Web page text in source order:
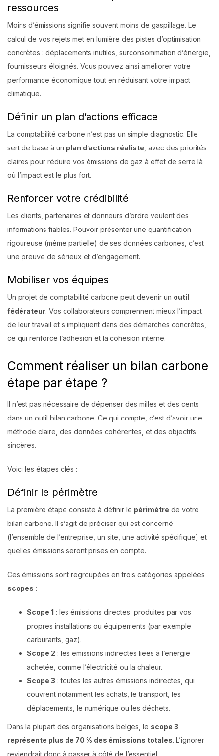
ressources
Moins d’émissions signifie souvent moins de gaspillage. Le
calcul de vos rejets met en lumière des pistes d’optimisation
concrètes : déplacements inutiles, surconsommation d’énergie,
fournisseurs éloignés. Vous pouvez ainsi améliorer votre
performance économique tout en réduisant votre impact
climatique.
Définir un plan d’actions efficace
La comptabilité carbone n’est pas un simple diagnostic. Elle
sert de base à un plan d’actions réaliste , avec des priorités
claires pour réduire vos émissions de gaz à effet de serre là
où l’impact est le plus fort.
Renforcer votre crédibilité
Les clients, partenaires et donneurs d’ordre veulent des
informations fiables. Pouvoir présenter une quantification
rigoureuse (même partielle) de ses données carbones, c’est
une preuve de sérieux et d’engagement.
Mobiliser vos équipes
Un projet de comptabilité carbone peut devenir un outil
fédérateur. Vos collaborateurs comprennent mieux l’impact
de leur travail et s’impliquent dans des démarches concrètes,
ce qui renforce l’adhésion et la cohésion interne.
Comment réaliser un bilan carbone
étape par étape ?
Il n’est pas nécessaire de dépenser des milles et des cents
dans un outil bilan carbone. Ce qui compte, c’est d’avoir une
méthode claire, des données cohérentes, et des objectifs
sincères.
Voici les étapes clés :
Définir le périmètre
La première étape consiste à définir le périmètre de votre
bilan carbone. Il s’agit de préciser qui est concerné
(l’ensemble de l’entreprise, un site, une activité spécifique) et
quelles émissions seront prises en compte.
Ces émissions sont regroupées en trois catégories appelées
scopes :
Scope 1 : les émissions directes, produites par vos
propres installations ou équipements (par exemple
carburants, gaz).
Scope 2 : les émissions indirectes liées à l’énergie
achetée, comme l’électricité ou la chaleur.
Scope 3 : toutes les autres émissions indirectes, qui
couvrent notamment les achats, le transport, les
déplacements, le numérique ou les déchets.
Dans la plupart des organisations belges, le scope 3
représente plus de 70 % des émissions totales. L’ignorer
reviendrait donc à passer à côté de l’essentiel.